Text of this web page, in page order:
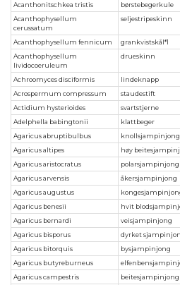
Acanthonitschkea tristis
børstebegerkule
Acanthophysellum
cerussatum
seljestripeskinn
Acanthophysellum fennicum grankvistskål*1
Acanthophysellum
lividocoeruleum
drueskinn
Achroomyces disciformis lindeknapp
Acrospermum compressum
staudestift
Actidium hysterioides
svartstjerne
Adelphella babingtonii
klattbeger
Agaricus abruptibulbus
knollsjampinjong
Agaricus altipes
høy
Agaricus aristocratus
polarsjampinjong
Agaricus arvensis
åkersjampinjong
Agaricus augustus
Agaricus benesii
hvit
Agaricus bernardi
veisjampinjong
Agaricus bisporus
dyrket
Agaricus bitorquis
bysjampinjong
Agaricus butyreburneus
Agaricus campestris
beitesjampinjong